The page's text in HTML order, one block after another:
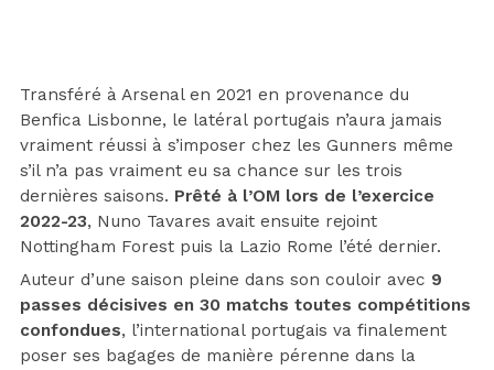
Transféré à Arsenal en 2021 en provenance du
Benfica Lisbonne, le latéral portugais n’aura jamais
vraiment réussi à s’imposer chez les Gunners même
s’il n’a pas vraiment eu sa chance sur les trois
dernières saisons. Prêté à l’OM lors de l’exercice
2022-23, Nuno Tavares avait ensuite rejoint
Nottingham Forest puis la Lazio Rome l’été dernier.
Auteur d’une saison pleine dans son couloir avec 9
passes décisives en 30 matchs toutes compétitions
confondues, l’international portugais va finalement
poser ses bagages de manière pérenne dans la